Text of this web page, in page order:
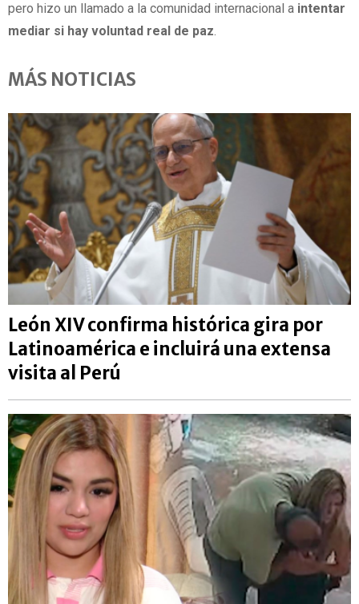
pero hizo un llamado a la comunidad internacional a intentar
mediar si hay voluntad real de paz.
MÁS NOTICIAS
León XIV confirma histórica gira por
Latinoamérica e incluirá una extensa
visita al Perú